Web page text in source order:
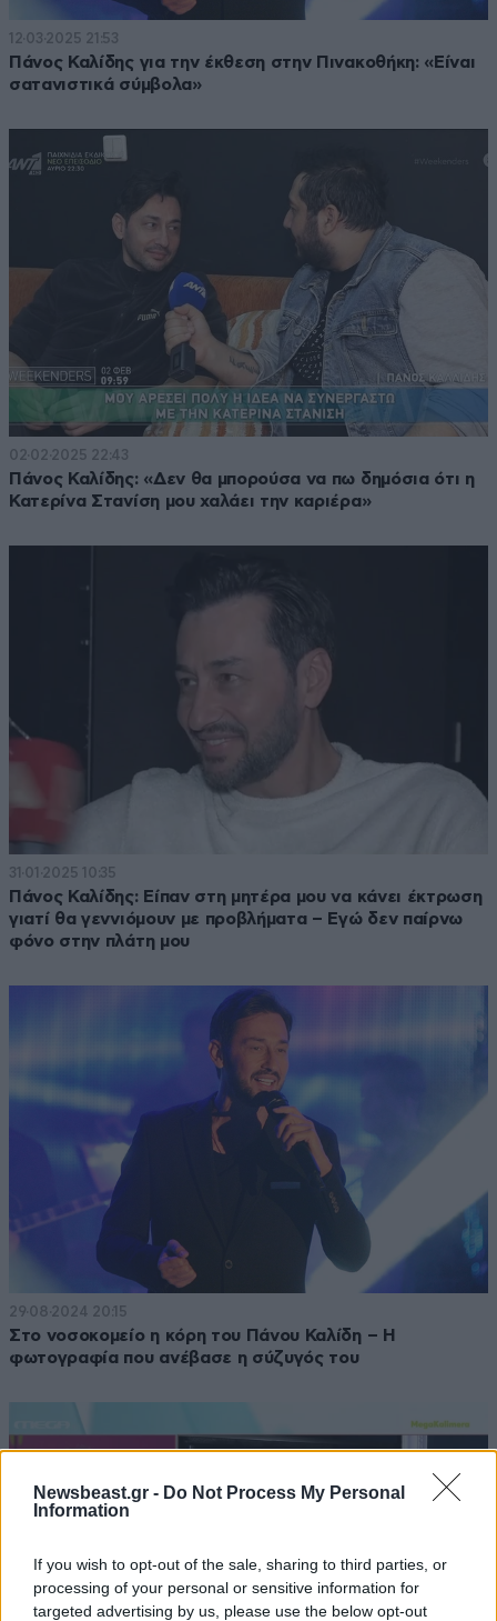
Newsbeast.gr - Do Not Process My Personal
Information
If you wish to opt-out of the sale, sharing to third parties, or
processing of your personal or sensitive information for
targeted advertising by us, please use the below opt-out
12·03·2025 21:53
Πάνος Καλίδης για την έκθεση στην Πινακοθήκη: «Είναι
σατανιστικά σύμβολα»
02·02·2025 22:43
Πάνος Καλίδης: «Δεν θα μπορούσα να πω δημόσια ότι η
Κατερίνα Στανίση μου χαλάει την καριέρα»
31·01·2025 10:35
Πάνος Καλίδης: Είπαν στη μητέρα μου να κάνει έκτρωση
γιατί θα γεννιόμουν με προβλήματα – Εγώ δεν παίρνω
φόνο στην πλάτη μου
29·08·2024 20:15
Στο νοσοκομείο η κόρη του Πάνου Καλίδη – Η
φωτογραφία που ανέβασε η σύζυγός του